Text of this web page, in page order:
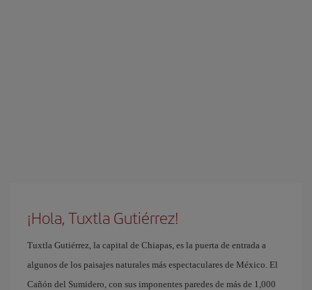
¡Hola, Tuxtla Gutiérrez!
Tuxtla Gutiérrez, la capital de Chiapas, es la puerta de entrada a
algunos de los paisajes naturales más espectaculares de México. El
Cañón del Sumidero, con sus imponentes paredes de más de 1,000